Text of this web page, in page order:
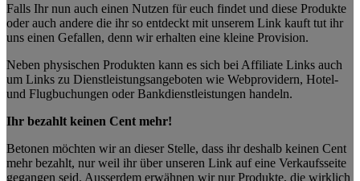
Falls Ihr nun auch einen Nutzen für euch findet und diese Produkte
oder auch andere die ihr so entdeckt mit unserem Link kauft tut ihr
uns einen Gefallen, denn wir erhalten eine kleine Provision.
Neben physischen Produkten kann es sich bei Affiliate Links auch
um Links zu Dienstleistungsangeboten wie Webprovidern, Hotel-
und Flugbuchungen oder Bankdienstleistungen handeln.
Ihr bezahlt keinen Cent mehr!
Betonen möchten wir an dieser Stelle, dass ihr deshalb keinen Cent
mehr bezahlt, nur weil ihr über unseren Link auf eine Verkaufsseite
gegangen seid. Ausserdem erwähnen wir nur Produkte, die wirklich